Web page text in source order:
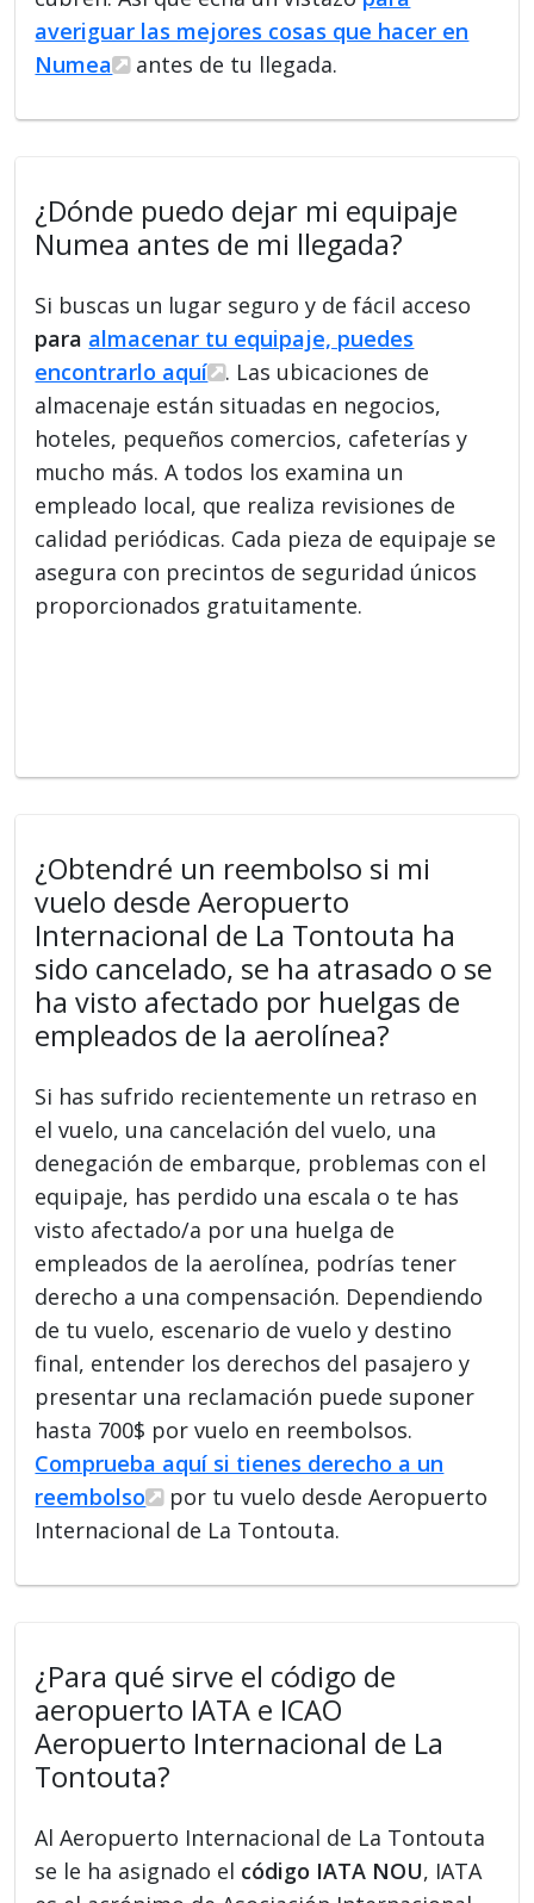
averiguar las mejores cosas que hacer en
Numea
antes de tu llegada.
¿Dónde puedo dejar mi equipaje
Numea antes de mi llegada?
Si buscas un lugar seguro y de fácil acceso
para almacenar tu equipaje, puedes
encontrarlo aquí
. Las ubicaciones de
almacenaje están situadas en negocios,
hoteles, pequeños comercios, cafeterías y
mucho más. A todos los examina un
empleado local, que realiza revisiones de
calidad periódicas. Cada pieza de equipaje se
asegura con precintos de seguridad únicos
proporcionados gratuitamente.
¿Obtendré un reembolso si mi
vuelo desde Aeropuerto
Internacional de La Tontouta ha
sido cancelado, se ha atrasado o se
ha visto afectado por huelgas de
empleados de la aerolínea?
Si has sufrido recientemente un retraso en
el vuelo, una cancelación del vuelo, una
denegación de embarque, problemas con el
equipaje, has perdido una escala o te has
visto afectado/a por una huelga de
empleados de la aerolínea, podrías tener
derecho a una compensación. Dependiendo
de tu vuelo, escenario de vuelo y destino
final, entender los derechos del pasajero y
presentar una reclamación puede suponer
hasta 700$ por vuelo en reembolsos.
Comprueba aquí si tienes derecho a un
reembolso
por tu vuelo desde Aeropuerto
Internacional de La Tontouta.
¿Para qué sirve el código de
aeropuerto IATA e ICAO
Aeropuerto Internacional de La
Tontouta?
Al Aeropuerto Internacional de La Tontouta
se le ha asignado el código IATA NOU, IATA